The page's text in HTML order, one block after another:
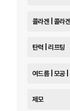
콜라겐 | 콜라
탄력 | 리프팅
여드름 | 모공 |
제모